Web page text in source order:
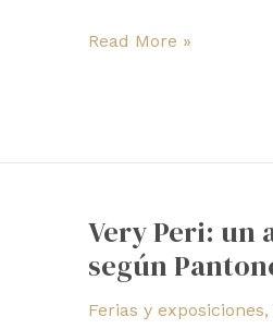
Read More »
Very Peri: un
según
Ferias y exposiciones,
un
azul
alegre
y